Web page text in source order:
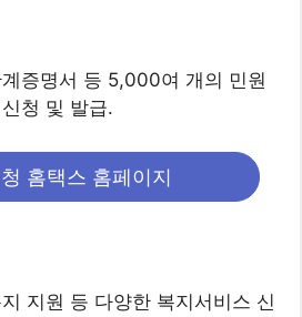
증명서 등 5,000여 개의 민원
청 및 발급.
홈택스 홈페이지
지원 등 다양한 복지서비스 신